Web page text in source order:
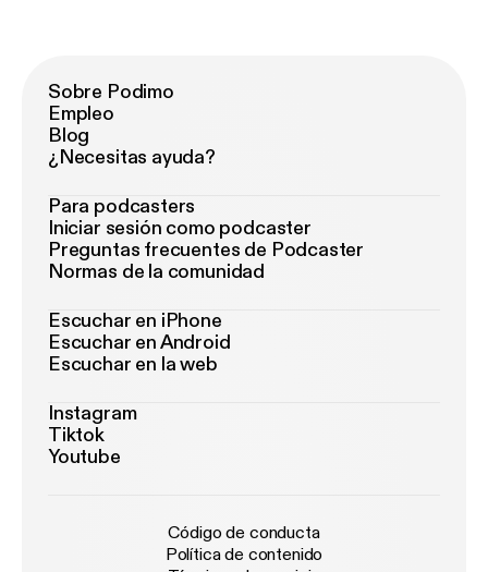
Sobre Podimo
Empleo
Blog
¿Necesitas ayuda?
Para podcasters
Iniciar sesión como podcaster
Preguntas frecuentes de Podcaster
Normas de la comunidad
Escuchar en iPhone
Escuchar en Android
Escuchar en la web
Instagram
Tiktok
Youtube
Código de conducta
Política de contenido